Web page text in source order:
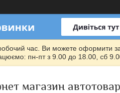
час. Ви можете оформити
пн-пт з 9.00 до 18.00, сб
магазин